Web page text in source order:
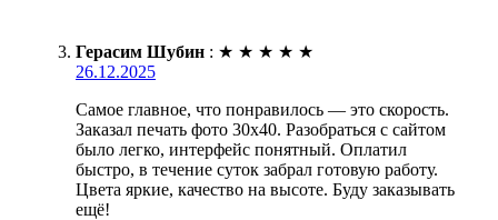
Герасим Шубин : ★ ★ ★ ★ ★
26.12.2025
Самое главное, что понравилось — это скорость.
Заказал печать фото 30х40. Разобраться с сайтом
было легко, интерфейс понятный. Оплатил
быстро, в течение суток забрал готовую работу.
Цвета яркие, качество на высоте. Буду заказывать
ещё!